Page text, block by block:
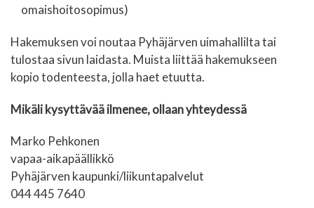
omaishoitosopimus)
Hakemuksen voi noutaa Pyhäjärven uimahallilta tai
tulostaa sivun laidasta. Muista liittää hakemukseen
kopio todenteesta, jolla haet etuutta.
Mikäli kysyttävää ilmenee, ollaan yhteydessä
Marko Pehkonen
vapaa-aikapäällikkö
Pyhäjärven kaupunki/liikuntapalvelut
044 445 7640